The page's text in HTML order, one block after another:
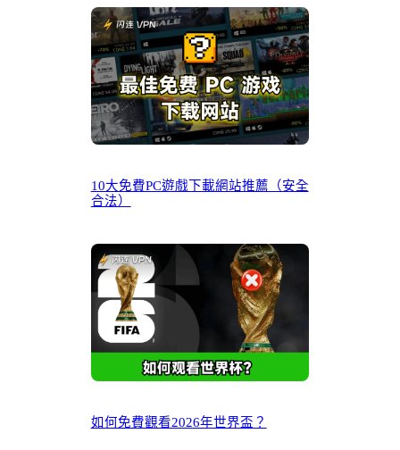
10大免費PC遊戲下載網站推薦（安全
合法）
如何免費觀看2026年世界盃？